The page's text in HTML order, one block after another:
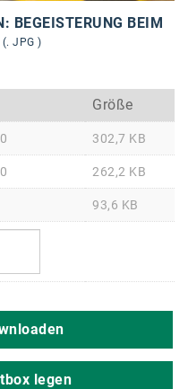
BEGEISTERUNG BEIM
(. JPG )
Größe
302,7 KB
262,2 KB
93,6 KB
legen